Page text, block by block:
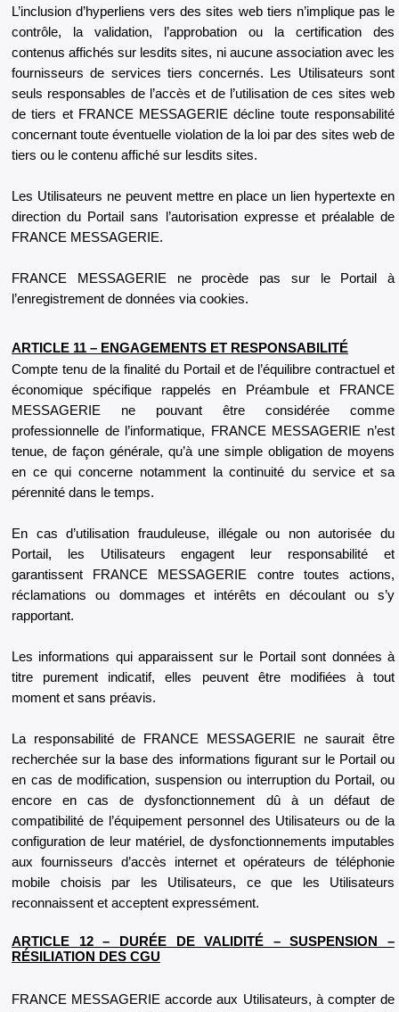
L’inclusion d’hyperliens vers des sites web tiers n’implique pas le
contrôle, la validation, l’approbation ou la certification des
contenus affichés sur lesdits sites, ni aucune association avec les
fournisseurs de services tiers concernés. Les Utilisateurs sont
seuls responsables de l’accès et de l’utilisation de ces sites web
de tiers et FRANCE MESSAGERIE décline toute responsabilité
concernant toute éventuelle violation de la loi par des sites web de
tiers ou le contenu affiché sur lesdits sites.
Les Utilisateurs ne peuvent mettre en place un lien hypertexte en
direction du Portail sans l’autorisation expresse et préalable de
FRANCE MESSAGERIE.
FRANCE MESSAGERIE ne procède pas sur le Portail à
l’enregistrement de données via cookies.
ARTICLE 11 – ENGAGEMENTS ET RESPONSABILITÉ
Compte tenu de la finalité du Portail et de l’équilibre contractuel et
économique spécifique rappelés en Préambule et FRANCE
MESSAGERIE ne pouvant être considérée comme
professionnelle de l’informatique, FRANCE MESSAGERIE n’est
tenue, de façon générale, qu’à une simple obligation de moyens
en ce qui concerne notamment la continuité du service et sa
pérennité dans le temps.
En cas d’utilisation frauduleuse, illégale ou non autorisée du
Portail, les Utilisateurs engagent leur responsabilité et
garantissent FRANCE MESSAGERIE contre toutes actions,
réclamations ou dommages et intérêts en découlant ou s’y
rapportant.
Les informations qui apparaissent sur le Portail sont données à
titre purement indicatif, elles peuvent être modifiées à tout
moment et sans préavis.
La responsabilité de FRANCE MESSAGERIE ne saurait être
recherchée sur la base des informations figurant sur le Portail ou
en cas de modification, suspension ou interruption du Portail, ou
encore en cas de dysfonctionnement dû à un défaut de
compatibilité de l’équipement personnel des Utilisateurs ou de la
configuration de leur matériel, de dysfonctionnements imputables
aux fournisseurs d’accès internet et opérateurs de téléphonie
mobile choisis par les Utilisateurs, ce que les Utilisateurs
reconnaissent et acceptent expressément.
ARTICLE 12 – DURÉE DE VALIDITÉ – SUSPENSION –
RÉSILIATION DES CGU
FRANCE MESSAGERIE accorde aux Utilisateurs, à compter de